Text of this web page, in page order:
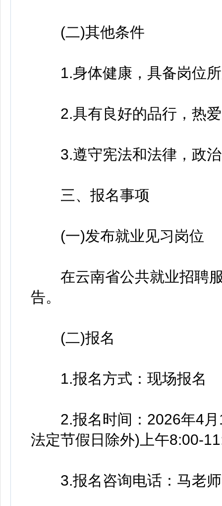
(二)其他条件
1.身体健康，具备岗位所
2.具有良好的品行，热爱
3.遵守宪法和法律，政治
三、报名事项
(一)发布就业见习岗位
在云南省公共就业招聘服
告。
(二)报名
1.报名方式：现场报名
2.报名时间：2026年4月
法定节假日除外)上午8:00-
3.报名咨询电话：马老师